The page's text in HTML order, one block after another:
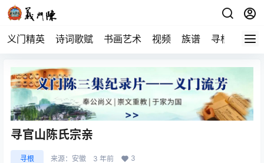
义门精英 诗词歌赋 书画艺术 视频 族谱 寻根
寻官山陈氏宗亲
寻根 来源： 安徽 3 年前 3